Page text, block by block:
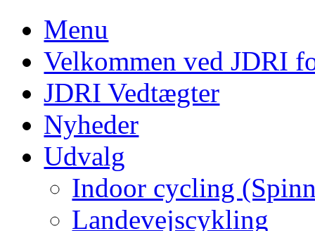
Menu
Velkommen ved JDRI
JDRI Vedtægter
Nyheder
Udvalg
Indoor cycling
Landevejscykling